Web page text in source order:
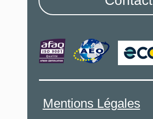
Mentions Légales